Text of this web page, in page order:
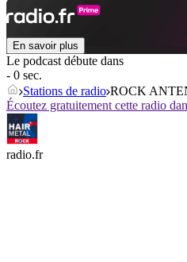
En savoir plus
Le podcast débute dans
- 0 sec.
Stations de radio ROCK
Écoutez gratuitement cette radio
radio.fr